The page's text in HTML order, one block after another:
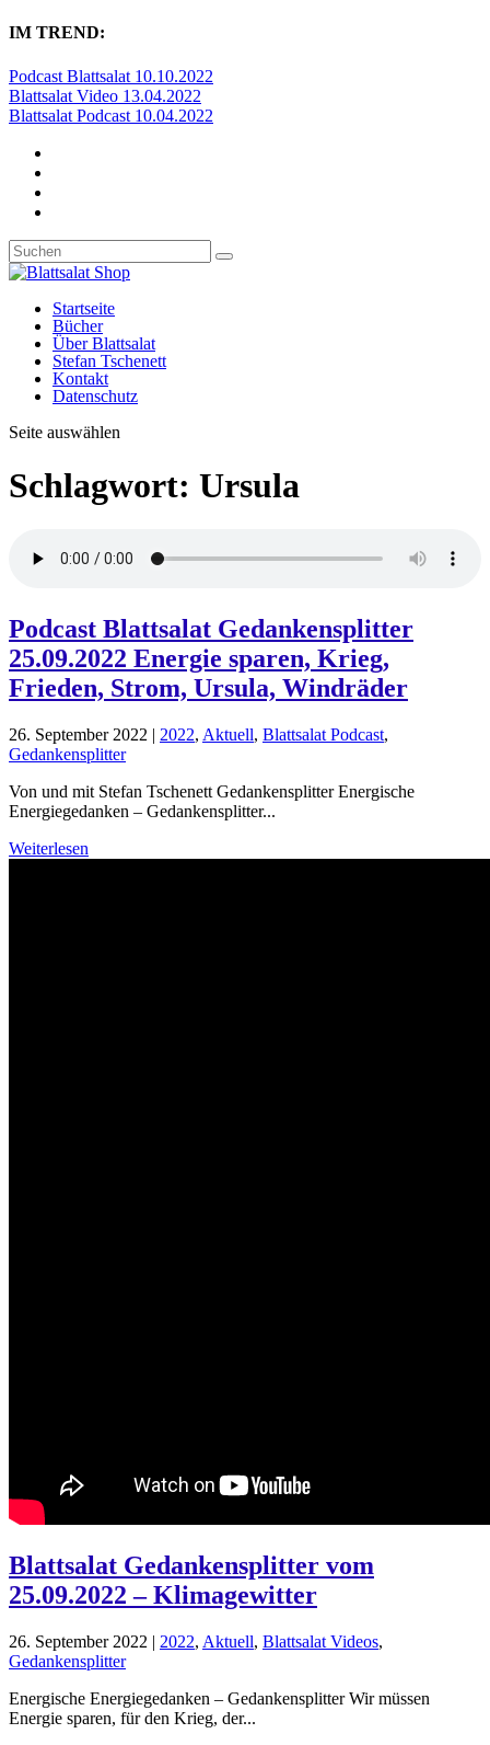
IM TREND:
Podcast Blattsalat 10.10.2022
Blattsalat Video 13.04.2022
Blattsalat Podcast 10.04.2022
Startseite
Bücher
Über Blattsalat
Stefan Tschenett
Kontakt
Datenschutz
Seite auswählen
Schlagwort: Ursula
Podcast Blattsalat Gedankensplitter
25.09.2022 Energie sparen, Krieg,
Frieden, Strom, Ursula, Windräder
26. September 2022 | 2022, Aktuell, Blattsalat Podcast,
Gedankensplitter
Von und mit Stefan Tschenett Gedankensplitter Energische
Energiegedanken – Gedankensplitter...
Weiterlesen
Blattsalat Gedankensplitter vom
25.09.2022 – Klimagewitter
26. September 2022 | 2022, Aktuell, Blattsalat Videos,
Gedankensplitter
Energische Energiegedanken – Gedankensplitter Wir müssen
Energie sparen, für den Krieg, der...